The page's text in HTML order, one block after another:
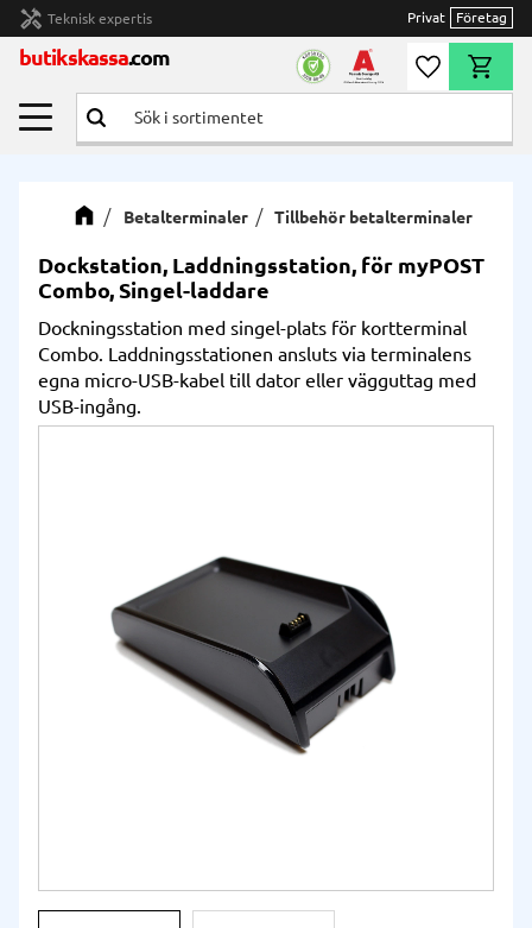
Meny
handyman Teknisk expertis Privat Företag
butikskassa.com Önskelista
Betalterminaler Tillbehör betalterminaler
Dockstation, Laddningsstation, för myPOST
Combo, Singel-laddare
Dockningsstation med singel-plats för kortterminal
Combo. Laddningsstationen ansluts via terminalens
egna micro-USB-kabel till dator eller vägguttag med
USB-ingång.